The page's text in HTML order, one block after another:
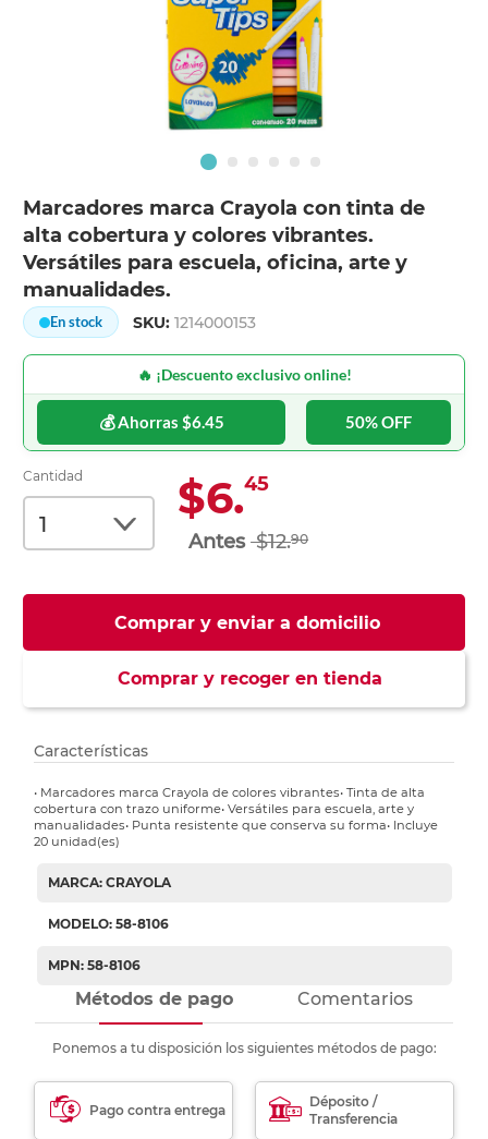
Marcadores marca Crayola con tinta de
alta cobertura y colores vibrantes.
Versátiles para escuela, oficina, arte y
manualidades.
En stock SKU:1214000153
🔥 ¡Descuento exclusivo online!
💰 Ahorras $6.45 50% OFF
Cantidad $6.45
$12.90
Comprar y enviar a domicilio
Comprar y recoger en tienda
Características
• Marcadores marca Crayola de colores vibrantes• Tinta de alta
cobertura con trazo uniforme• Versátiles para escuela, arte y
manualidades• Punta resistente que conserva su forma• Incluye
20 unidad(es)
MARCA: CRAYOLA
MODELO: 58-8106
MPN: 58-8106
Métodos de pago Comentarios
Ponemos a tu disposición los siguientes métodos de pago:
Pago contra entrega
Déposito /
Transferencia